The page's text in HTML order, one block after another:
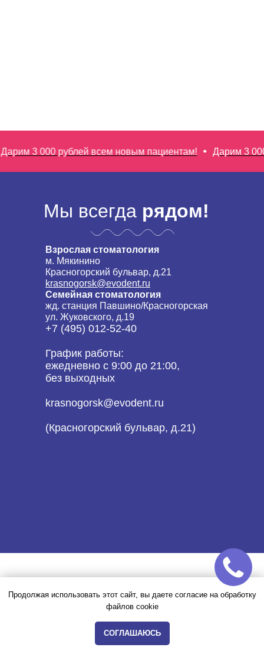
000 рублей всем новым пациентам! Дарим 3 000
Продолжая использовать этот сайт, вы даете согласие на обработку
файлов cookie
СОГЛАШАЮСЬ
Взрослая стоматология
м. Мякинино
Красногорский бульвар, д.21
krasnogorsk@evodent.ru
Семейная стоматология
жд. станция Павшино/Красногорская
ул. Жуковского, д.19
+7 (495) 012-52-40
График работы:
ежедневно с 9:00 до 21:00,
без выходных
krasnogorsk@evodent.ru
(Красногорский бульвар, д.21)
Мы всегда рядом!
Как до нас добраться:
Проезд на общественном
транспорте: